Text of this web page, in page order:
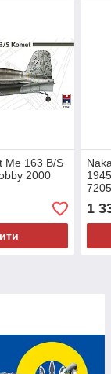
Me 163 B/S
2000
1